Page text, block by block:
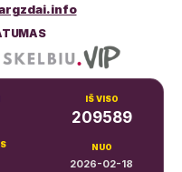
IŠ VISO
209589
NUO
2026-02-18